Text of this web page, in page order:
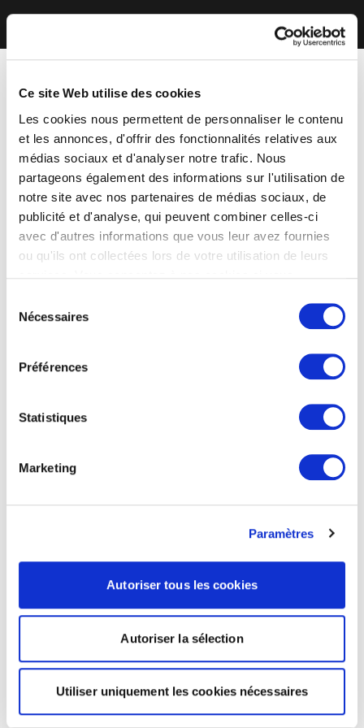
Ce site Web utilise des cookies
Les cookies nous permettent de personnaliser le contenu
et les annonces, d'offrir des fonctionnalités relatives aux
médias sociaux et d'analyser notre trafic. Nous
partageons également des informations sur l'utilisation de
notre site avec nos partenaires de médias sociaux, de
publicité et d'analyse, qui peuvent combiner celles-ci
avec d'autres informations que vous leur avez fournies
ou qu'ils ont collectées lors de votre utilisation de leurs
Nécessaires
Préférences
Statistiques
Marketing
Paramètres
Autoriser tous les cookies
Autoriser la sélection
Utiliser uniquement les cookies nécessaires